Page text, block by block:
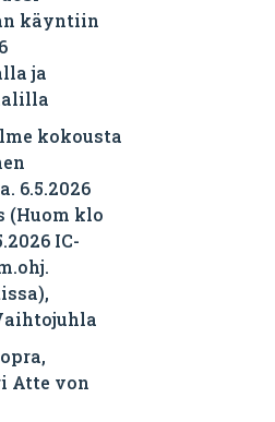
käyntiin
ja
kokousta
6.5.2026
(Huom klo
IC-
Atte von